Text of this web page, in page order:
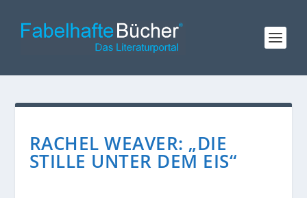
RACHEL WEAVER: „DIE
STILLE UNTER DEM EIS“